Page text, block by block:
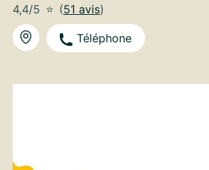
4,4/5 ⭐ (51 avis)
Téléphone